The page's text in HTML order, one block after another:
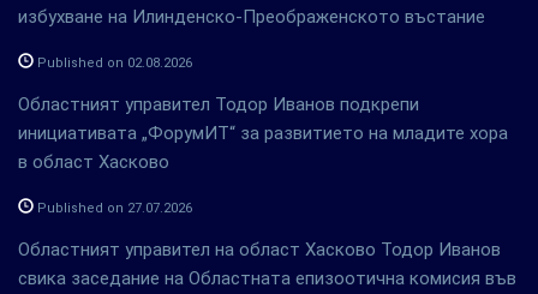
избухване на Илинденско-Преображенското въстание
Published on 02.08.2026
Областният управител Тодор Иванов подкрепи
инициативата „ФорумИТ“ за развитието на младите хора
в област Хасково
Published on 27.07.2026
Областният управител на област Хасково Тодор Иванов
свика заседание на Областната епизоотична комисия във